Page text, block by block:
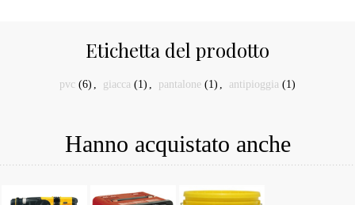
Etichetta del prodotto
pvc (6) giacca (1) pantalone (1) antipioggia (1)
Hanno acquistato anche